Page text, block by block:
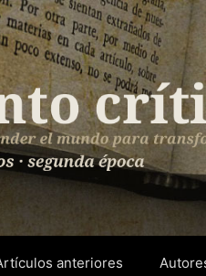
anteriores